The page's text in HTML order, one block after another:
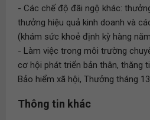
- Các chế độ đãi ngộ khác:
thưởng hiệu quả kinh doanh và
(khám sức khoẻ định kỳ hàng
- Làm việc trong môi trường
cơ hội phát triển bản thân, thăng
Bảo hiểm xã hội, Thưởng tháng 13
Thông tin khác